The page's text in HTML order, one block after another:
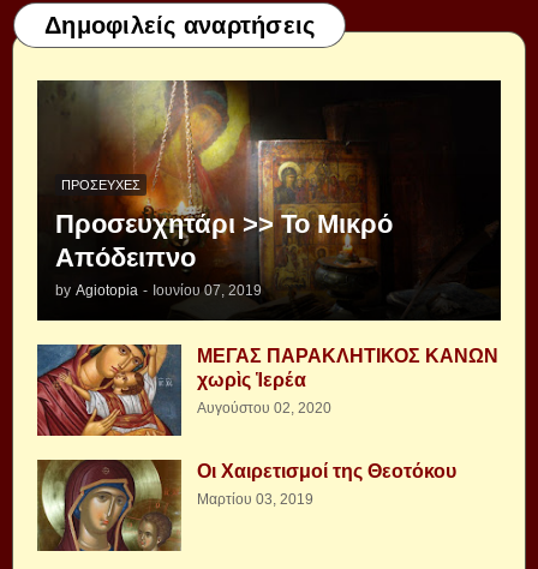
Δημοφιλείς αναρτήσεις
ΠΡΟΣΕΥΧΈΣ
Προσευχητάρι >> Το Μικρό
Απόδειπνο
by Agiotopia - Ιουνίου 07, 2019
ΜΕΓΑΣ ΠΑΡΑΚΛΗΤΙΚΟΣ ΚΑΝΩΝ
χωρὶς Ἱερέα
Αυγούστου 02, 2020
Οι Χαιρετισμοί της Θεοτόκου
Μαρτίου 03, 2019